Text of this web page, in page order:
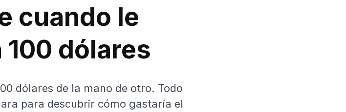
cuando le
dólares
dólares de la mano de otro. Todo
para descubrir cómo gastaría el